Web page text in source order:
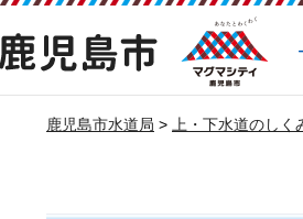
市
マグマシティ
鹿児島市
鹿児島市水道局 > 上・下水道のしく